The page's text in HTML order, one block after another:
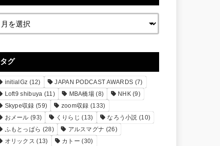
タグ
initialGz (12) JAPAN PODCAST AWARDS (7)
Loft9 shibuya (11) MBA橋場 (8) NHK (9)
Skype収録 (59) zoom収録 (133)
おメール (93) くりらじ (13) なろう小説 (10)
ふもとっぱら (28) アルスマグナ (26)
オリックス (13) カトー (30)